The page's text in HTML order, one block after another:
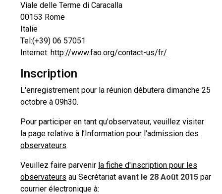
Viale delle Terme di Caracalla
00153 Rome
Italie
Tel:(+39) 06 57051
Internet: http://www.fao.org/contact-us/fr/
Inscription
L'enregistrement pour la réunion débutera dimanche 25
octobre à 09h30.
Pour participer en tant qu'observateur, veuillez visiter
la page relative à l’Information pour l'admission des
observateurs.
Veuillez faire parvenir la fiche d'inscription pour les
observateurs au Secrétariat avant le 28 Août 2015 par
courrier électronique à: